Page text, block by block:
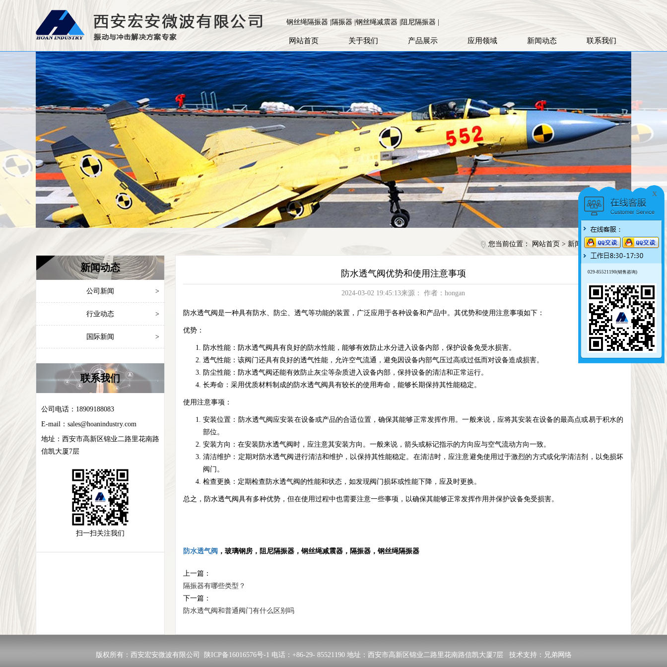
钢丝绳隔振器 |隔振器 |钢丝绳减震器 |阻尼隔振器 |
网站首页 关于我们 产品展示 应用领域 新闻动态 联系我们
您当前位置： 网站首页 > 新闻动态>行业动态
新闻动态
公司新闻 >
行业动态 >
国际新闻 >
联系我们
公司电话：18909188083
E-mail： sales@hoanindustry.com
地址： 西安市高新区锦业二路里花南路
信凯大厦7层
扫一扫关注我们
防水透气阀优势和使用注意事项
2024-03-02 19:45:13来源： 作者：hongan
防水透气阀是一种具有防水、防尘、透气等功能的装置，广泛应用于各种设备和产品中。其优势和使用注意事项如下：
优势：
防水性能：防水透气阀具有良好的防水性能，能够有效防止水分进入设备内部，保护设备免受水损害。
透气性能：该阀门还具有良好的透气性能，允许空气流通，避免因设备内部气压过高或过低而对设备造成损害。
防尘性能：防水透气阀还能有效防止灰尘等杂质进入设备内部，保持设备的清洁和正常运行。
长寿命：采用优质材料制成的防水透气阀具有较长的使用寿命，能够长期保持其性能稳定。
使用注意事项：
安装位置：防水透气阀应安装在设备或产品的合适位置，确保其能够正常发挥作用。一般来说，应将其安装在设备的最高点或易于积水的
部位。
安装方向：在安装防水透气阀时，应注意其安装方向。一般来说，箭头或标记指示的方向应与空气流动方向一致。
清洁维护：定期对防水透气阀进行清洁和维护，以保持其性能稳定。在清洁时，应注意避免使用过于激烈的方式或化学清洁剂，以免损坏
阀门。
检查更换：定期检查防水透气阀的性能和状态，如发现阀门损坏或性能下降，应及时更换。
总之，防水透气阀具有多种优势，但在使用过程中也需要注意一些事项，以确保其能够正常发挥作用并保护设备免受损害。
防水透气阀 ， 玻璃钢房 ，阻尼隔振器，钢丝绳减震器，隔振器，钢丝绳隔振器
上一篇：
隔振器有哪些类型？
下一篇：
防水透气阀和普通阀门有什么区别吗
版权所有：西安宏安微波有限公司 陕ICP备16016576号-1 电话：+86-29- 85521190 地址：西安市高新区锦业二路里花南路信凯大厦7层 技术支持： 兄弟网络
x
029-85521190(销售咨询)